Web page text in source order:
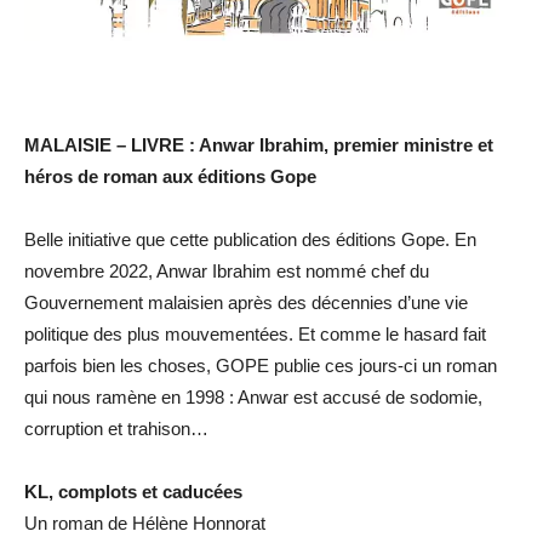
MALAISIE – LIVRE : Anwar Ibrahim, premier ministre et
héros de roman aux éditions Gope
Belle initiative que cette publication des éditions Gope. En
novembre 2022, Anwar Ibrahim est nommé chef du
Gouvernement malaisien après des décennies d’une vie
politique des plus mouvementées. Et comme le hasard fait
parfois bien les choses, GOPE publie ces jours-ci un roman
qui nous ramène en 1998 : Anwar est accusé de sodomie,
corruption et trahison…
KL, complots et caducées
Un roman de Hélène Honnorat